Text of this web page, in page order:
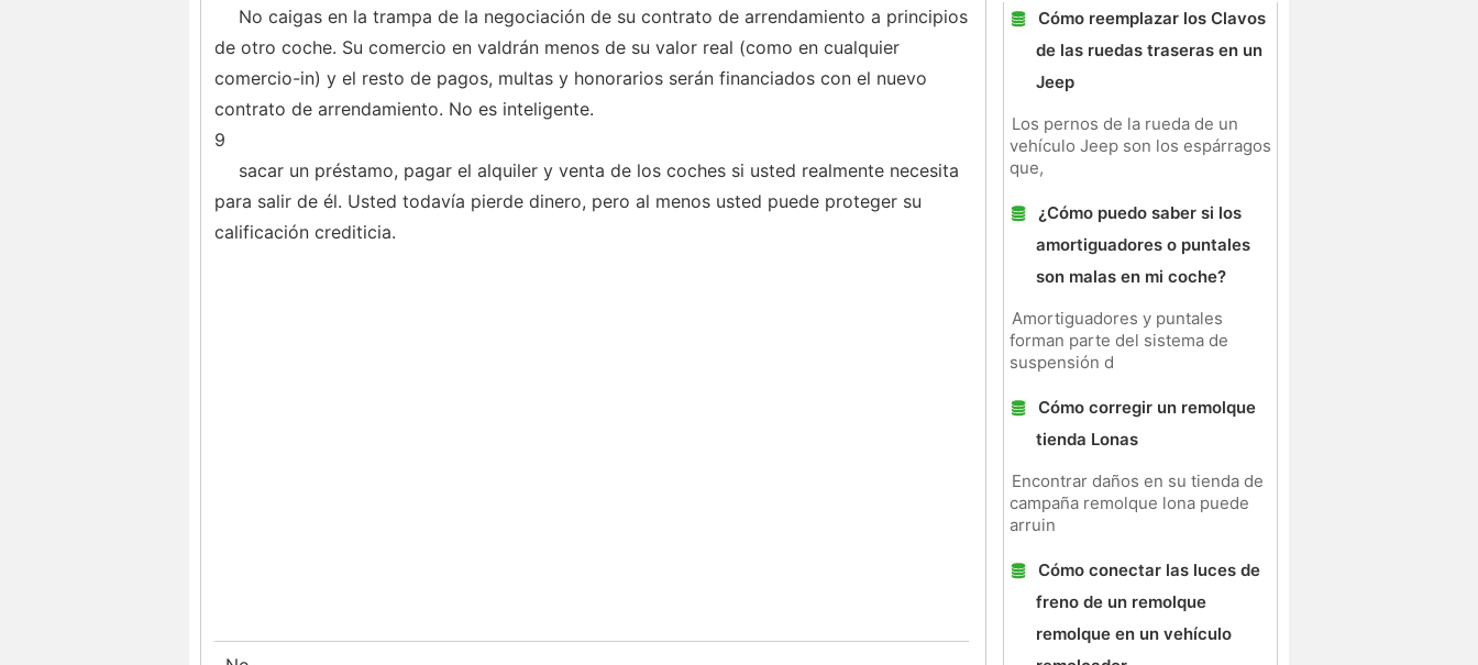
No caigas en la trampa de la negociación de su contrato de arrendamiento a principios
de otro coche. Su comercio en valdrán menos de su valor real (como en cualquier
comercio-in) y el resto de pagos, multas y honorarios serán financiados con el nuevo
contrato de arrendamiento. No es inteligente.
9
sacar un préstamo, pagar el alquiler y venta de los coches si usted realmente necesita
para salir de él. Usted todavía pierde dinero, pero al menos usted puede proteger su
calificación crediticia.
Cómo reemplazar los Clavos
de las ruedas traseras en un
Jeep
Los pernos de la rueda de un
vehículo Jeep son los espárragos
que,
¿Cómo puedo saber si los
amortiguadores o puntales
son malas en mi coche?
Amortiguadores y puntales
forman parte del sistema de
suspensión d
Cómo corregir un remolque
tienda Lonas
Encontrar daños en su tienda de
campaña remolque lona puede
arruin
Cómo conectar las luces de
freno de un remolque
remolque en un vehículo